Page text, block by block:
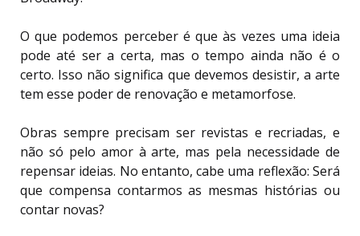
O que podemos perceber é que às vezes uma ideia
pode até ser a certa, mas o tempo ainda não é o
certo. Isso não significa que devemos desistir, a arte
tem esse poder de renovação e metamorfose.
Obras sempre precisam ser revistas e recriadas, e
não só pelo amor à arte, mas pela necessidade de
repensar ideias. No entanto, cabe uma reflexão: Será
que compensa contarmos as mesmas histórias ou
contar novas?